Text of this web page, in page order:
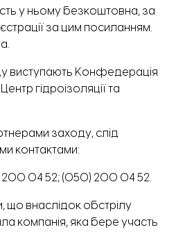
у ньому безкоштовна, за
за цим посиланням.
виступають Конфедерація
гідроізоляції та
заходу, слід
контактами:
200 04 52; (050) 200 04 52.
що внаслідок обстрілу
компанія, яка бере участь